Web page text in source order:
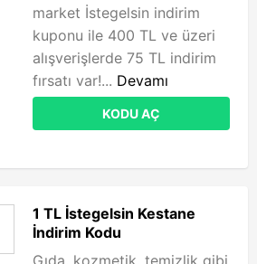
market İstegelsin indirim
kuponu ile 400 TL ve üzeri
alışverişlerde 75 TL indirim
fırsatı var!... Devamı
KODU AÇ
1 TL İstegelsin Kestane
İndirim Kodu
Gıda, kozmetik, temizlik gibi